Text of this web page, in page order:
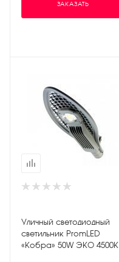
ЗАКАЗАТЬ
Уличный светодиодный
светильник PromLED
«Кобра» 50W ЭКО 4500K